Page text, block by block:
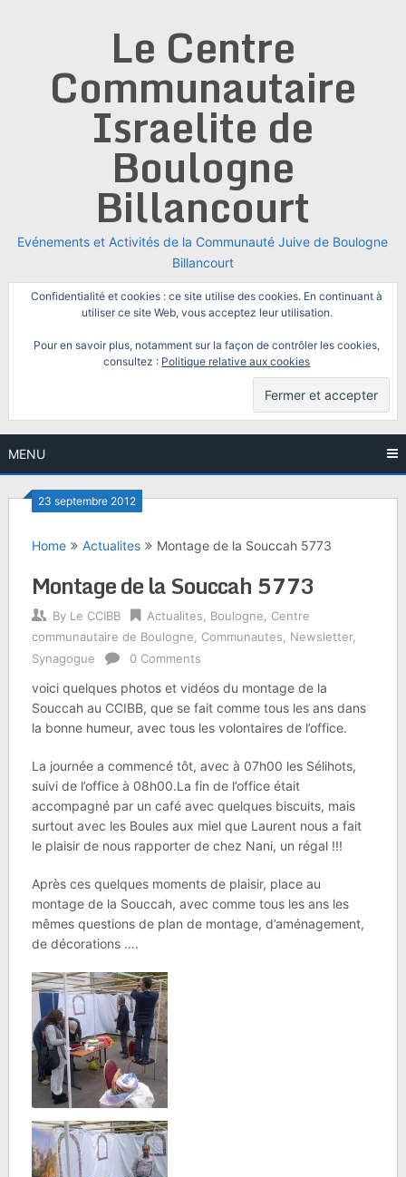
Le Centre
Communautaire
Israelite de
Boulogne
Billancourt
Evénements et Activités de la Communauté Juive de Boulogne
Billancourt
Confidentialité et cookies : ce site utilise des cookies. En continuant à
utiliser ce site Web, vous acceptez leur utilisation.
Pour en savoir plus, notamment sur la façon de contrôler les cookies,
consultez : Politique relative aux cookies
MENU
23 septembre 2012
Home Actualites Montage de la Souccah 5773
Montage de la Souccah 5773
By Le CCIBB Actualites Boulogne
Centre
communautaire de Boulogne
Communautes Newsletter,
Synagogue
0 Comments
voici quelques photos et vidéos du montage de la
Souccah au CCIBB, que se fait comme tous les ans dans
la bonne humeur, avec tous les volontaires de l’office.
La journée a commencé tôt, avec à 07h00 les Sélihots,
suivi de l’office à 08h00.La fin de l’office était
accompagné par un café avec quelques biscuits, mais
surtout avec les Boules aux miel que Laurent nous a fait
le plaisir de nous rapporter de chez Nani, un régal !!!
Après ces quelques moments de plaisir, place au
montage de la Souccah, avec comme tous les ans les
mêmes questions de plan de montage, d’aménagement,
de décorations ….